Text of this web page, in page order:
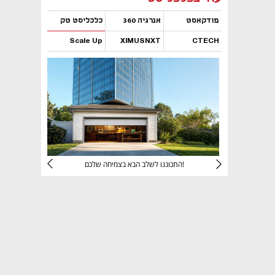
פודקאסט אנרגיה 360 כלכליסט טק
CTECH
XIMUSNXT
Scale Up
נפתח בכרטיסייה חדשה
התכוננו לשלב הבא בצמיחה שלכם!
נפתח בכרטיסייה חדשה